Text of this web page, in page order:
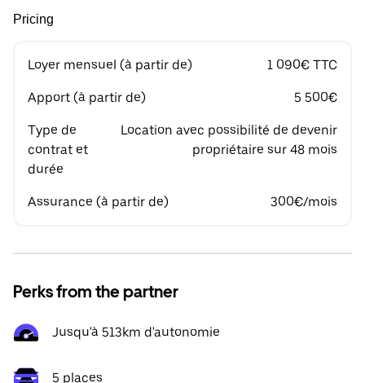
Pricing
Loyer mensuel (à partir de) 1 090€ TTC
Apport (à partir de) 5 500€
Type de
contrat et
durée
Location avec possibilité de devenir
propriétaire sur 48 mois
Assurance (à partir de) 300€/mois
Perks from the partner
Jusqu'à 513km d'autonomie
5 places